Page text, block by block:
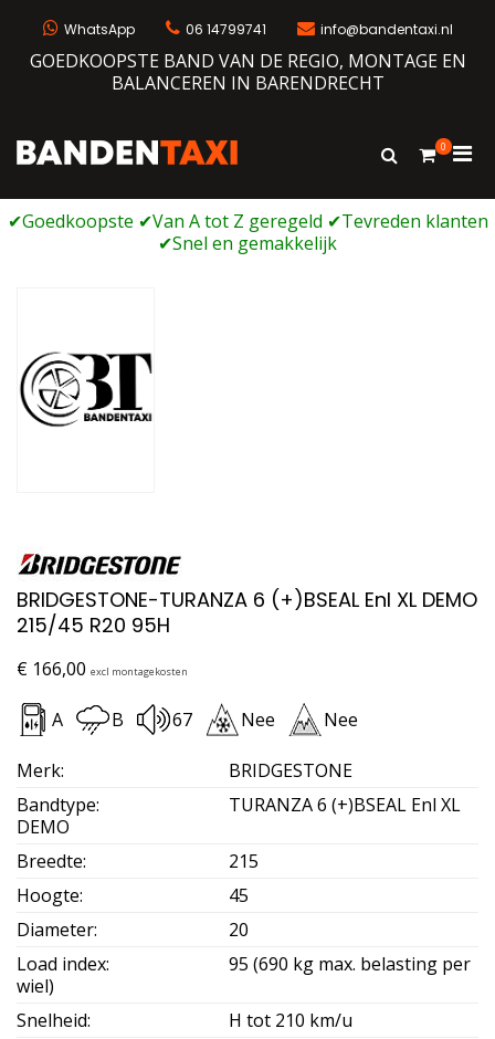
WhatsApp 06 14799741 info@bandentaxi.nl
GOEDKOOPSTE BAND VAN DE REGIO, MONTAGE EN
BALANCEREN IN BARENDRECHT
Bandengarage met eigen webshop
Toon
0
voor
BRIDGESTONE-TURANZA 6 (+)BSEAL Enl XL DEMO
215/45 R20 95H
€ 166,00 excl montagekosten
A B 67 Nee Nee
Merk:
BRIDGESTONE
Bandtype:
TURANZA 6 (+)BSEAL Enl XL
DEMO
Breedte:
215
Hoogte:
45
Diameter:
20
Load index:
95 (690 kg max. belasting per
wiel)
Snelheid:
H tot 210 km/u